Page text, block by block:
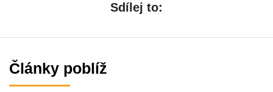
Sdílej to:
Články poblíž